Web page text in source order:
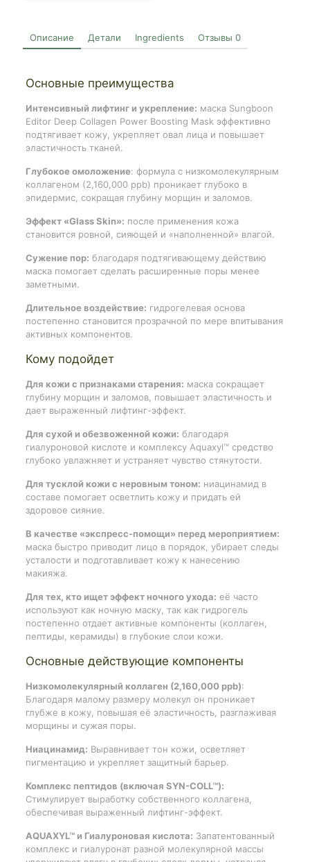
Описание Детали Ingredients Отзывы 0
Основные преимущества
Интенсивный лифтинг и укрепление: маска Sungboon
Editor Deep Collagen Power Boosting Mask эффективно
подтягивает кожу, укрепляет овал лица и повышает
эластичность тканей.
Глубокое омоложение: формула с низкомолекулярным
коллагеном (2,160,000 ppb) проникает глубоко в
эпидермис, сокращая глубину морщин и заломов.
Эффект «Glass Skin»: после применения кожа
становится ровной, сияющей и «наполненной» влагой.
Сужение пор: благодаря подтягивающему действию
маска помогает сделать расширенные поры менее
заметными.
Длительное воздействие: гидрогелевая основа
постепенно становится прозрачной по мере впитывания
активных компонентов.
Кому подойдет
Для кожи с признаками старения: маска сокращает
глубину морщин и заломов, повышает эластичность и
дает выраженный лифтинг-эффект.
Для сухой и обезвоженной кожи: благодаря
гиалуроновой кислоте и комплексу Aquaxyl™ средство
глубоко увлажняет и устраняет чувство стянутости.
Для тусклой кожи с неровным тоном: ниацинамид в
составе помогает осветлить кожу и придать ей
здоровое сияние.
В качестве «экспресс-помощи» перед мероприятием:
маска быстро приводит лицо в порядок, убирает следы
усталости и подготавливает кожу к нанесению
макияжа.
Для тех, кто ищет эффект ночного ухода: её часто
используют как ночную маску, так как гидрогель
постепенно отдает активные компоненты (коллаген,
пептиды, керамиды) в глубокие слои кожи.
Основные действующие компоненты
Низкомолекулярный коллаген (2,160,000 ppb):
Благодаря малому размеру молекул он проникает
глубже в кожу, повышая её эластичность, разглаживая
морщины и сужая поры.
Ниацинамид: Выравнивает тон кожи, осветляет
пигментацию и укрепляет защитный барьер.
Комплекс пептидов (включая SYN-COLL™):
Стимулирует выработку собственного коллагена,
обеспечивая выраженный лифтинг-эффект.
AQUAXYL™ и Гиалуроновая кислота: Запатентованный
комплекс и гиалуронат разной молекулярной массы